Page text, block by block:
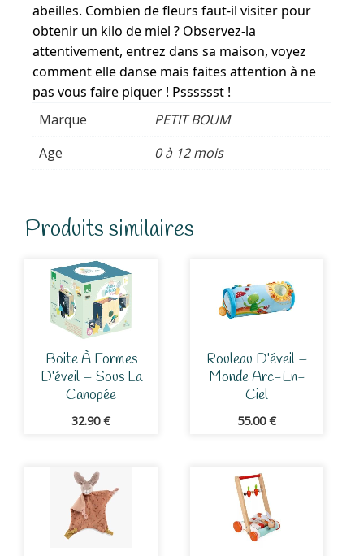
abeilles. Combien de fleurs faut-il visiter pour
obtenir un kilo de miel ? Observez-la
attentivement, entrez dans sa maison, voyez
comment elle danse mais faites attention à ne
pas vous faire piquer ! Psssssst !
Marque
PETIT BOUM
Age
0 à 12 mois
Produits similaires
Boite À Formes
D’éveil – Sous La
Canopée
32.90€
Rouleau D’éveil –
Monde Arc-En-
Ciel
55.00€